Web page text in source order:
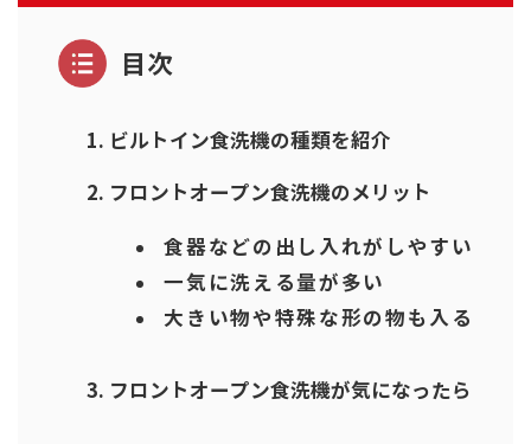
目次
ビルトイン食洗機の種類を紹介
フロントオープン食洗機のメリット
食器などの出し入れがしやすい
一気に洗える量が多い
大きい物や特殊な形の物も入る
フロントオープン食洗機が気になったら